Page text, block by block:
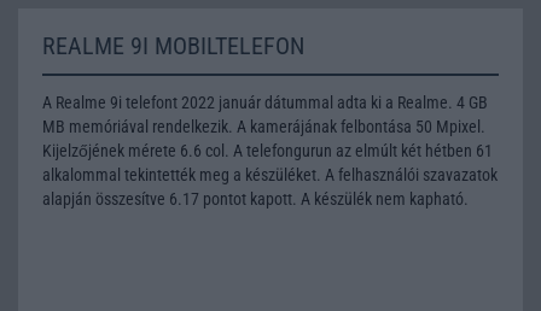
REALME 9I MOBILTELEFON
A Realme 9i telefont 2022 január dátummal adta ki a Realme. 4 GB
MB memóriával rendelkezik. A kamerájának felbontása 50 Mpixel.
Kijelzőjének mérete 6.6 col. A telefongurun az elmúlt két hétben 61
alkalommal tekintették meg a készüléket. A felhasználói szavazatok
alapján összesítve 6.17 pontot kapott. A készülék nem kapható.